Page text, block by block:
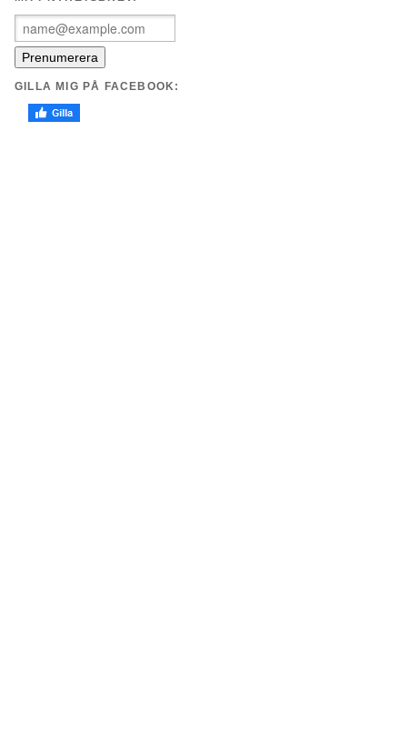
GILLA MIG PÅ FACEBOOK: